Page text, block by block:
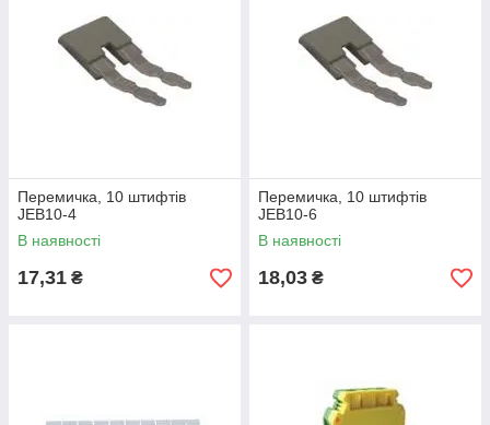
Перемичка, 10 штифтів
JЕВ10-4
В наявності
17,31 ₴
Перемичка, 10 штифтів
JЕВ10-6
В наявності
18,03 ₴